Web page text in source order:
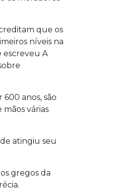
que os
níveis na
escreveu A
anos, são
várias
atingiu seu
gregos da